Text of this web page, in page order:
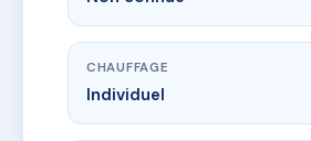
CHAUFFAGE
Individuel